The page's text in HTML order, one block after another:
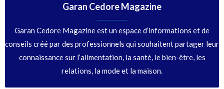
Garan Cedore Magazine
Garan Cedore Magazine est un espace d’informations et de
conseils créé par des professionnels qui souhaitent partager leur
connaissance sur l’alimentation, la santé, le bien-être, les
relations, la mode et la maison.